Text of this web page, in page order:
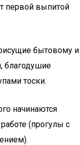
первой выпитой
бытовому и
благодушие
тоски.
начинаются
(прогулы с